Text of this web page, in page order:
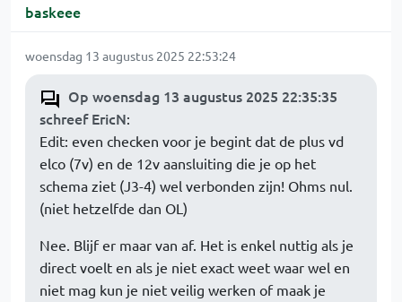
baskeee
woensdag 13 augustus 2025 22:53:24
Op woensdag 13 augustus 2025 22:35:35
schreef EricN:
Edit: even checken voor je begint dat de plus vd
elco (7v) en de 12v aansluiting die je op het
schema ziet (J3-4) wel verbonden zijn! Ohms nul.
(niet hetzelfde dan OL)
Nee. Blijf er maar van af. Het is enkel nuttig als je
direct voelt en als je niet exact weet waar wel en
niet mag kun je niet veilig werken of maak je